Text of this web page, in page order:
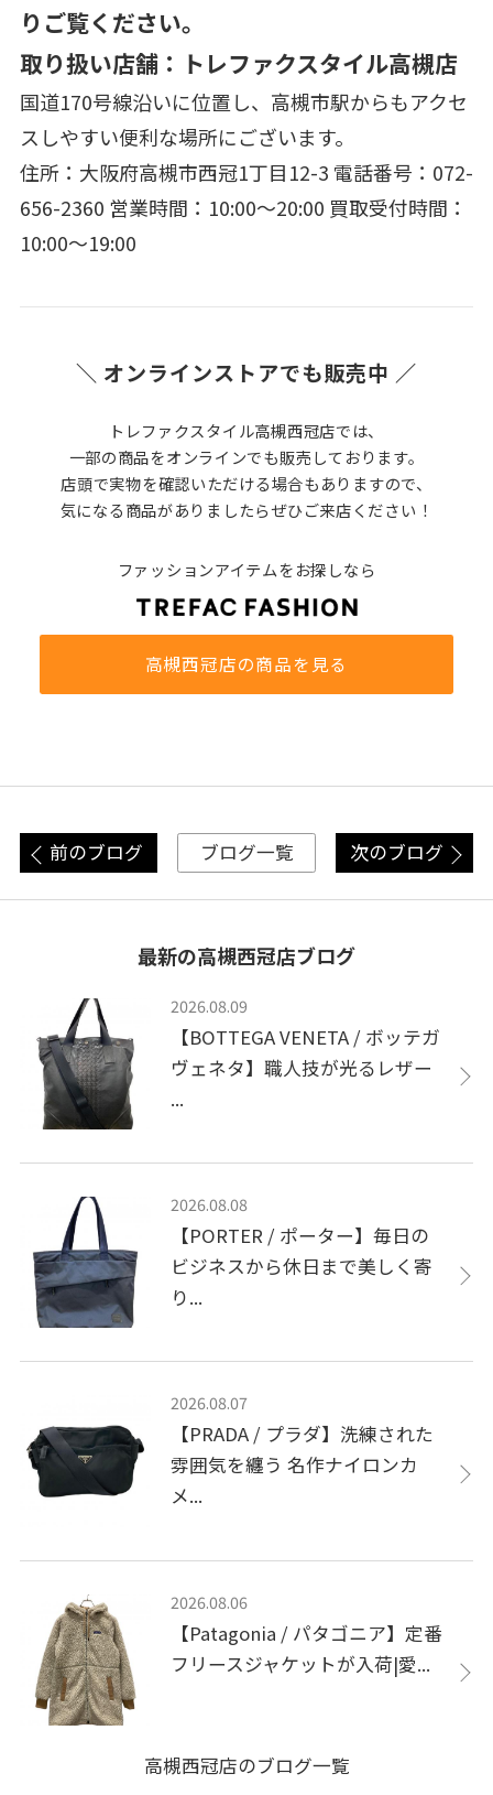
りご覧ください。
取り扱い店舗：トレファクスタイル高槻店
国道170号線沿いに位置し、高槻市駅からもアクセ
スしやすい便利な場所にございます。
住所：大阪府高槻市西冠1丁目12-3 電話番号：072-
656-2360 営業時間：10:00～20:00 買取受付時間：
10:00～19:00
＼ オンラインストアでも販売中 ／
トレファクスタイル高槻西冠店では、
一部の商品をオンラインでも販売しております。
店頭で実物を確認いただける場合もありますので、
気になる商品がありましたらぜひご来店ください！
ファッションアイテムをお探しなら
高槻西冠店の商品を見る
前のブログ ブログ一覧 次のブログ
最新の高槻西冠店ブログ
2026.08.09
【BOTTEGA VENETA / ボッテガ
ヴェネタ】職人技が光るレザー
...
2026.08.08
【PORTER / ポーター】毎日の
ビジネスから休日まで美しく寄
り...
2026.08.07
【PRADA / プラダ】洗練された
雰囲気を纏う 名作ナイロンカ
メ...
2026.08.06
【Patagonia / パタゴニア】定番
フリースジャケットが入荷|愛...
高槻西冠店のブログ一覧